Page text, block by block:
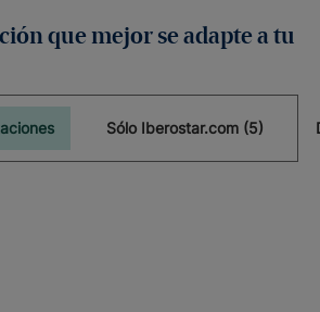
que mejor se adapte a tu
Sólo Iberostar.com (5)